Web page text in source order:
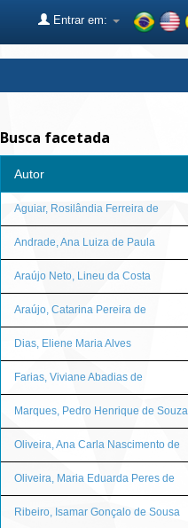
Entrar em:
Busca facetada
Autor
Aguiar, Rosilândia Ferreira de
Andrade, Ana Luiza de Paula
Araújo Neto, Lineu da Costa
Araújo, Catarina Pereira de
Dias, Eliene Maria Alves
Farias, Viviane Abadias de
Marques, Pedro Henrique de Souza
Oliveira, Ana Carla Nascimento de
Oliveira, Maria Eduarda Peres de
Ribeiro, Isamar Gonçalo de Sousa